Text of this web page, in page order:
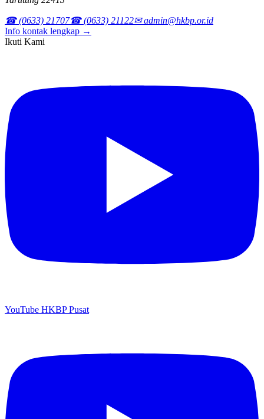
☎ (0633) 21707☎ (0633) 21122✉ admin@hkbp.or.id
Info kontak lengkap →
Ikuti Kami
YouTube HKBP Pusat